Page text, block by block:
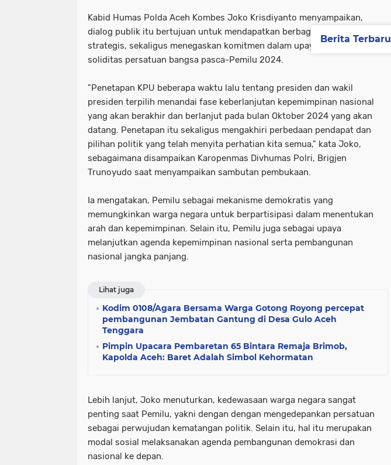
Kabid Humas Polda Aceh Kombes Joko Krisdiyanto menyampaikan,
dialog publik itu bertujuan untuk mendapatkan berbagai masukan
strategis, sekaligus menegaskan komitmen dalam upaya memperkuat
soliditas persatuan bangsa pasca-Pemilu 2024.
"Penetapan KPU beberapa waktu lalu tentang presiden dan wakil
presiden terpilih menandai fase keberlanjutan kepemimpinan nasional
yang akan berakhir dan berlanjut pada bulan Oktober 2024 yang akan
datang. Penetapan itu sekaligus mengakhiri perbedaan pendapat dan
pilihan politik yang telah menyita perhatian kita semua," kata Joko,
sebagaimana disampaikan Karopenmas Divhumas Polri, Brigjen
Trunoyudo saat menyampaikan sambutan pembukaan.
Ia mengatakan, Pemilu sebagai mekanisme demokratis yang
memungkinkan warga negara untuk berpartisipasi dalam menentukan
arah dan kepemimpinan. Selain itu, Pemilu juga sebagai upaya
melanjutkan agenda kepemimpinan nasional serta pembangunan
nasional jangka panjang.
Lihat juga
Kodim 0108/Agara Bersama Warga Gotong Royong percepat
pembangunan Jembatan Gantung di Desa Gulo Aceh
Tenggara
Pimpin Upacara Pembaretan 65 Bintara Remaja Brimob,
Kapolda Aceh: Baret Adalah Simbol Kehormatan
Lebih lanjut, Joko menuturkan, kedewasaan warga negara sangat
penting saat Pemilu, yakni dengan dengan mengedepankan persatuan
sebagai perwujudan kematangan politik. Selain itu, hal itu merupakan
modal sosial melaksanakan agenda pembangunan demokrasi dan
nasional ke depan.
Berita Terbaru